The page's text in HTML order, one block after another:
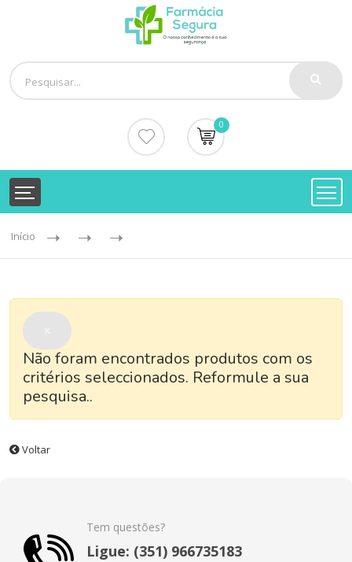
0
Início
×
Não foram encontrados produtos com os
critérios seleccionados. Reformule a sua
pesquisa..
Voltar
Tem questões?
Ligue: (351) 966735183